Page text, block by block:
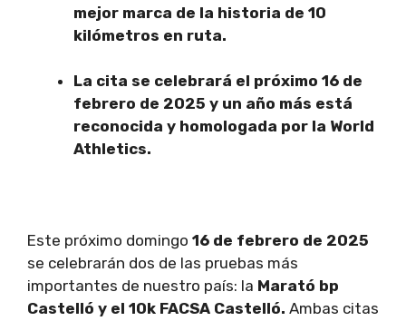
mejor marca de la historia de 10
kilómetros en ruta.
La cita se celebrará el próximo 16 de
febrero de 2025 y un año más está
reconocida y homologada por la World
Athletics.
Este próximo domingo 16 de febrero de 2025
se celebrarán dos de las pruebas más
importantes de nuestro país: la Marató bp
Castelló y el 10k FACSA Castelló. Ambas citas